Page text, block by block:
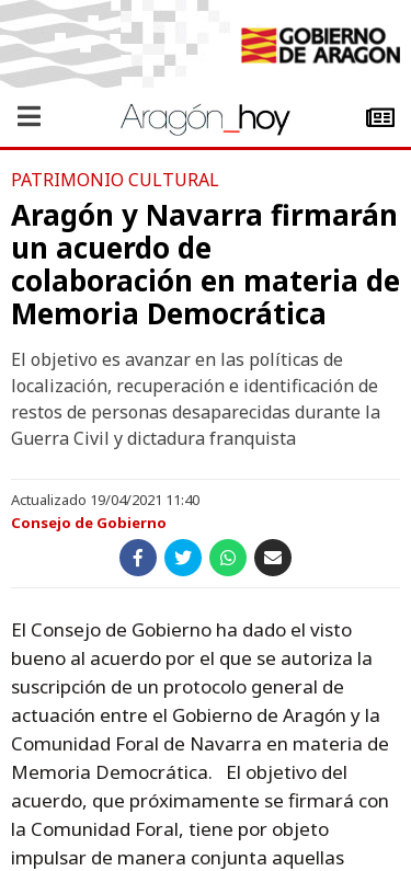
PATRIMONIO CULTURAL
Aragón y Navarra firmarán
un acuerdo de
colaboración en materia de
Memoria Democrática
El objetivo es avanzar en las políticas de
localización, recuperación e identificación de
restos de personas desaparecidas durante la
Guerra Civil y dictadura franquista
Actualizado 19/04/2021 11:40
Consejo de Gobierno
El Consejo de Gobierno ha dado el visto
bueno al acuerdo por el que se autoriza la
suscripción de un protocolo general de
actuación entre el Gobierno de Aragón y la
Comunidad Foral de Navarra en materia de
Memoria Democrática. El objetivo del
acuerdo, que próximamente se firmará con
la Comunidad Foral, tiene por objeto
impulsar de manera conjunta aquellas